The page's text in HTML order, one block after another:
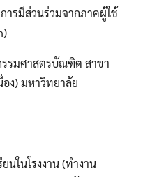
ารมีส่วนร่วมจากภาคผู้ใช้
รรมศาสตรบัณฑิต สาขา
ง) มหาวิทยาลัย
นในโรงงาน (ทำงาน